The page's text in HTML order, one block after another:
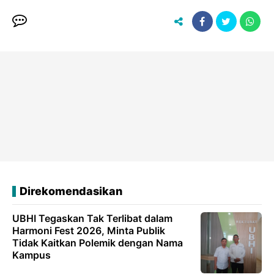
Direkomendasikan
UBHI Tegaskan Tak Terlibat dalam
Harmoni Fest 2026, Minta Publik
Tidak Kaitkan Polemik dengan Nama
Kampus